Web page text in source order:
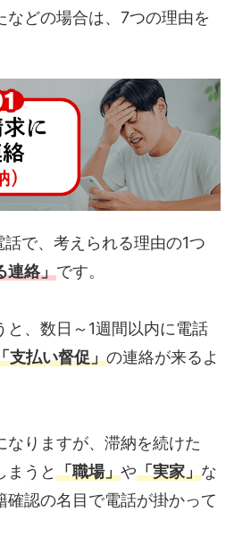
などの場合は、7つの理由を
で、考えられる理由の1つ
連絡」です。
と、数日～1週間以内に電話
支払い督促」の連絡が来るよ
なりますが、滞納を続けた
まうと「職場」や「実家」な
確認の名目で電話が掛かって